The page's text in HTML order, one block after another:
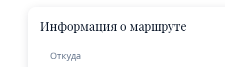
Информация о маршруте
Откуда